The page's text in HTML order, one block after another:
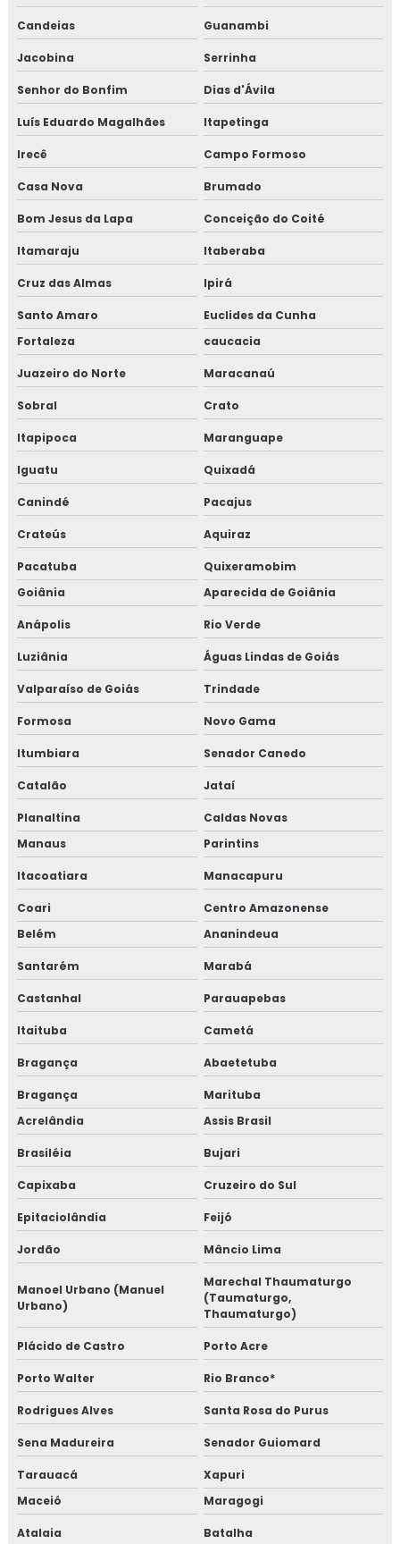
Candeias Guanambi
Jacobina Serrinha
Senhor do Bonfim Dias d'Ávila
Luís Eduardo Magalhães Itapetinga
Irecê Campo Formoso
Casa Nova Brumado
Bom Jesus da Lapa Conceição do Coité
Itamaraju Itaberaba
Cruz das Almas Ipirá
Santo Amaro
Euclides da Cunha
Fortaleza
caucacia
Juazeiro do Norte Maracanaú
Sobral Crato
Itapipoca Maranguape
Iguatu Quixadá
Canindé Pacajus
Crateús Aquiraz
Pacatuba
Quixeramobim
Goiânia
Aparecida de Goiânia
Anápolis Rio Verde
Luziânia Águas Lindas de Goiás
Valparaíso de Goiás Trindade
Formosa Novo Gama
Itumbiara Senador Canedo
Catalão Jataí
Planaltina
Caldas Novas
Manaus
Parintins
Itacoatiara Manacapuru
Coari
Centro Amazonense
Belém
Ananindeua
Santarém Marabá
Castanhal Parauapebas
Itaituba Cametá
Bragança Abaetetuba
Bragança
Marituba
Acrelândia
Assis Brasil
Brasiléia Bujari
Capixaba Cruzeiro do Sul
Epitaciolândia Feijó
Jordão Mâncio Lima
Manoel Urbano (Manuel
Urbano)
Marechal Thaumaturgo
(Taumaturgo,
Thaumaturgo)
Plácido de Castro Porto Acre
Porto Walter Rio Branco*
Rodrigues Alves Santa Rosa do Purus
Sena Madureira Senador Guiomard
Tarauacá
Xapuri
Maceió
Maragogi
Atalaia Batalha